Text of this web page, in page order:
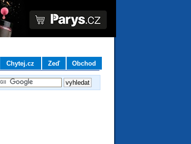
Chytej.cz Zeď Obchod